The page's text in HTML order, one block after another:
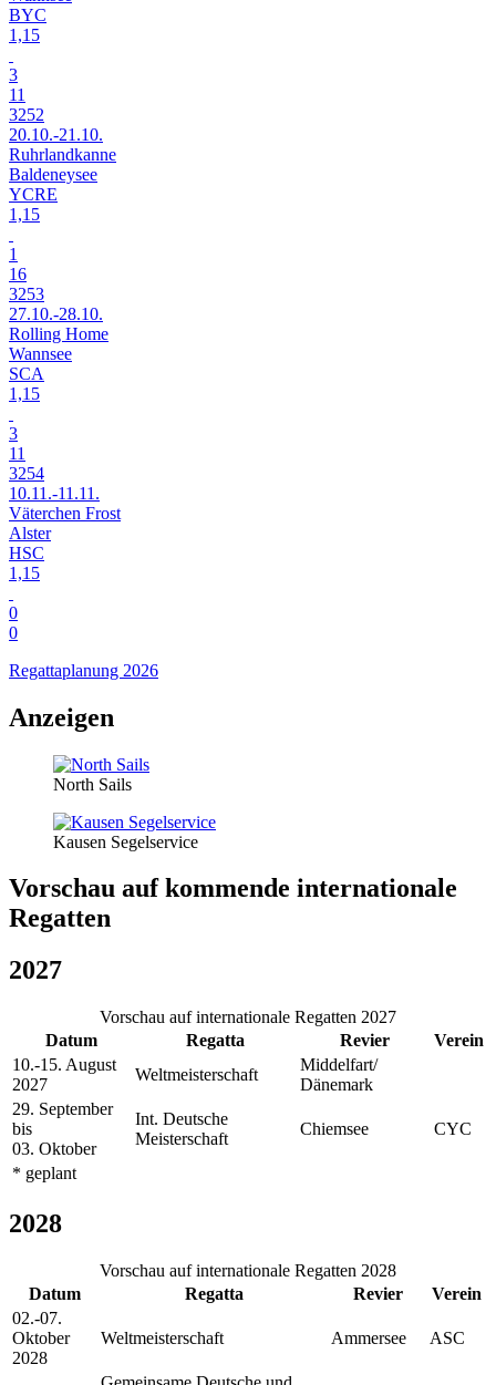
BYC
1,15
3
11
3252
20.10.-21.10.
Ruhrlandkanne
Baldeneysee
YCRE
1,15
1
16
3253
27.10.-28.10.
Rolling Home
Wannsee
SCA
1,15
3
11
3254
10.11.-11.11.
Väterchen Frost
Alster
HSC
1,15
0
0
Regattaplanung 2026
Anzeigen
North Sails
Kausen Segelservice
Vorschau auf kommende internationale
Regatten
2027
Vorschau auf internationale Regatten 2027
Datum
Regatta Revier
Verein
10.-15. August
2027
Weltmeisterschaft
Middelfart/
Dänemark
29. September
bis
03. Oktober
Int. Deutsche
Meisterschaft
Chiemsee CYC
* geplant
2028
Vorschau auf internationale Regatten 2028
Datum
Regatta Revier
Verein
02.-07.
Oktober
2028
Weltmeisterschaft Ammersee ASC